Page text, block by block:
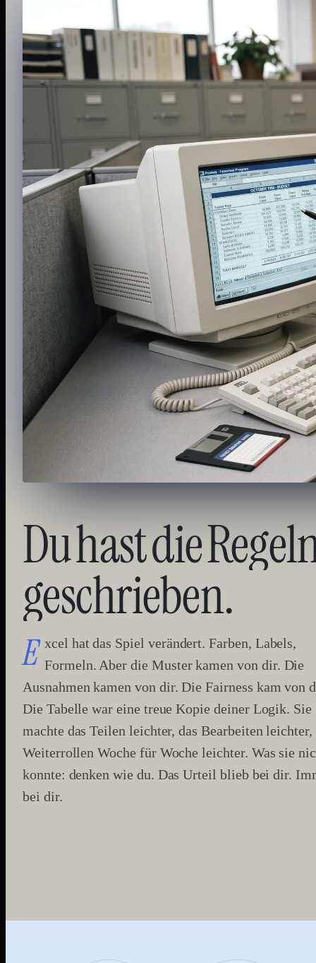
Duhastdie
geschrieben.
E xcel hat das Spiel verändert. Farben, Labels,
Formeln. Aber die Muster kamen von dir. Die
Ausnahmen kamen von dir. Die Fairness kam von
Die Tabelle war eine treue Kopie deiner Logik. Sie
machte das Teilen leichter, das Bearbeiten leichter,
Weiterrollen Woche für Woche leichter. Was sie
konnte: denken wie du. Das Urteil blieb bei dir.
bei dir.